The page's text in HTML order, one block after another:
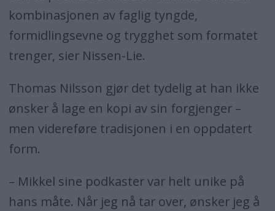
kombinasjonen av faglig tyngde,
formidlingsevne og trygghet som formatet
trenger, sier Nissen-Lie.
Thomas Nilsson gjør det tydelig at han ikke
ønsker å lage en kopi av sin forgjenger –
men videreføre tradisjonen i en oppdatert
form.
– Mikkel sine podkaster var helt unike på
hans måte. Når jeg nå tar over, ønsker jeg å